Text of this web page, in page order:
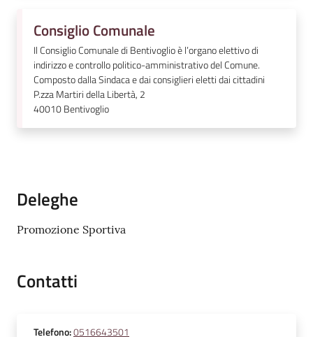
Consiglio Comunale
Il Consiglio Comunale di Bentivoglio è l’organo elettivo di
indirizzo e controllo politico-amministrativo del Comune.
Composto dalla Sindaca e dai consiglieri eletti dai cittadini
P.zza Martiri della Libertà, 2
40010Bentivoglio
Deleghe
Promozione Sportiva
Contatti
Telefono:0516643501